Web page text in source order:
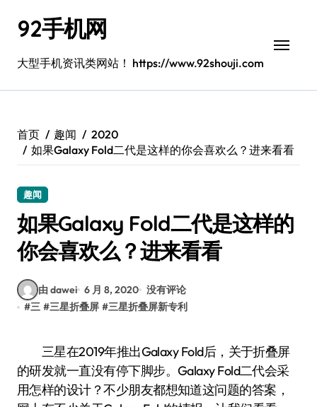
92手机网
大型手机资讯类网站！ https://www.92shouji.com
首页 趣闻
2020
如果Galaxy Fold二代是这样的你会喜欢么？进来看看
趣闻
如果Galaxy Fold二代是这样的
你会喜欢么？进来看看
由 dawei 6 月 8, 2020 没有评论
#三 #三星折叠屏 #三星折叠屏新专利
三星在2019年推出Galaxy Fold后，关于折叠屏
的研发就一直没有停下脚步。Galaxy Fold二代会采
用怎样的设计？不少朋友都想知道这问题的答案，